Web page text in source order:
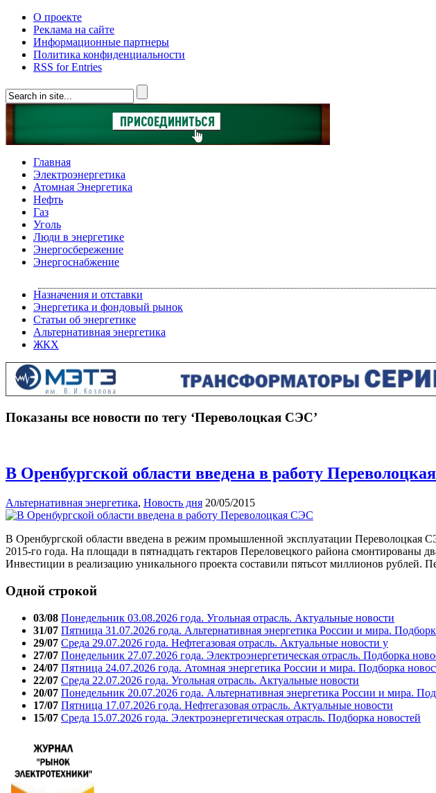
О проекте
Реклама на сайте
Информационные партнеры
Политика конфиденциальности
RSS for Entries
Главная
Электроэнергетика
Атомная Энергетика
Нефть
Газ
Уголь
Люди в энергетике
Энергосбережение
Энергоснабжение
Назначения и отставки
Энергетика и фондовый рынок
Статьи об энергетике
Альтернативная энергетика
ЖКХ
Показаны все новости по тегу ‘Переволоцкая СЭС’
В Оренбургской области введена в работу
Альтернативная энергетика, Новость дня 20/05/2015
В Оренбургской области введена в режим промышленной эксплуатации Переволоцкая
2015-го года. На площади в пятнадцать гектаров Переловецкого района смонтированы
Инвестиции в реализацию уникального проекта составили пятьсот миллионов рублей.
Одной строкой
03/08 Понедельник 03.08.2026 года. Угольная отрасль. Актуальные новости
31/07 Пятница 31.07.2026 года. Альтернативная энергетика России и мира.
29/07 Среда 29.07.2026 года. Нефтегазовая отрасль. Актуальные новости у
27/07 Понедельник 27.07.2026 года. Электроэнергетическая отрасль. Подборка
24/07 Пятница 24.07.2026 года. Атомная энергетика России и мира. Подборка
22/07 Среда 22.07.2026 года. Угольная отрасль. Актуальные новости
20/07 Понедельник 20.07.2026 года. Альтернативная энергетика России и мира.
17/07 Пятница 17.07.2026 года. Нефтегазовая отрасль. Актуальные новости
15/07 Среда 15.07.2026 года. Электроэнергетическая отрасль. Подборка новостей